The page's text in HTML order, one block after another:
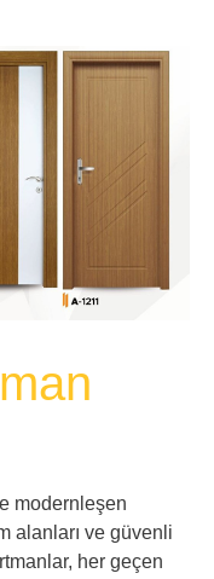
modernleşen
alanları ve güvenli
her geçen